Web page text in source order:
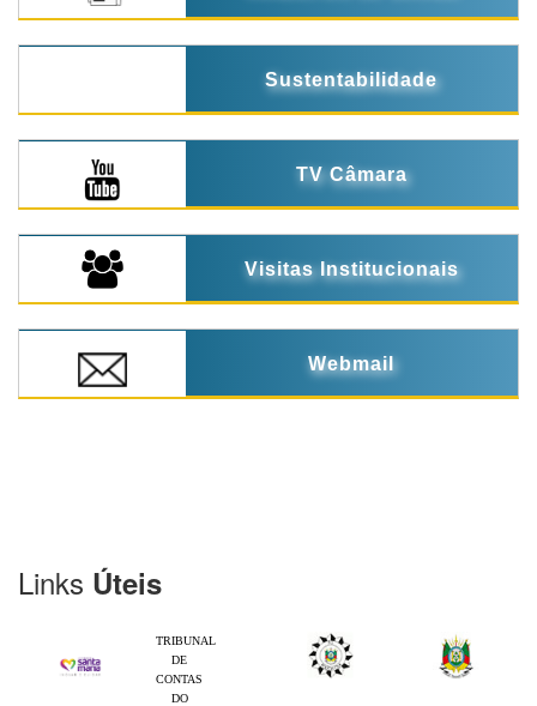
Sustentabilidade
TV Câmara
Visitas Institucionais
Webmail
Links Úteis
TRIBUNAL
DE
CONTAS
DO